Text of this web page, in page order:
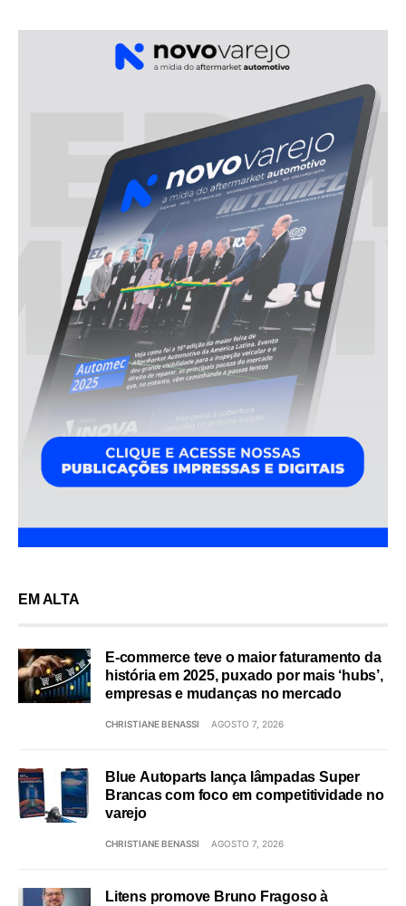
EM ALTA
E-commerce teve o maior faturamento da
história em 2025, puxado por mais ‘hubs’,
empresas e mudanças no mercado
CHRISTIANE BENASSI AGOSTO 7, 2026
Blue Autoparts lança lâmpadas Super
Brancas com foco em competitividade no
varejo
CHRISTIANE BENASSI AGOSTO 7, 2026
Litens promove Bruno Fragoso à